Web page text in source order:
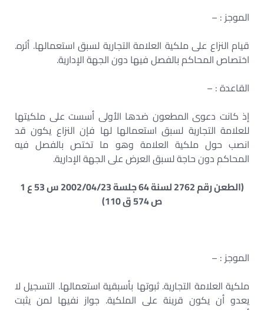
الموجز : –
قيام النزاع على ملكية العلامة التجارية لسبق استعمالها. أثره.
اختصاص المحاكم بالفصل فيها دون الجهة الإدارية.
القاعدة : –
إذ كانت دعوى المطعون ضدها الأولى أسست على ملكيتها
للعلامة التجارية لسبق استعمالها لها فإن النزاع يكون قد
انصب حول ملكية العلامة وهو ما تختص بالفصل فيه
المحاكم دون حاجة لسبق العرض على الجهة الإدارية.
(الطعن رقم 2762 لسنة 64 جلسة 2002/04/23 س 53 ع 1
ص 574 ق 110)
الموجز : –
ملكية العلامة التجارية. ثبوتها بأسبقية استعمالها. التسجيل لا
يعدو أن يكون قرينة على الملكية. جواز نفيها لمن يثبت